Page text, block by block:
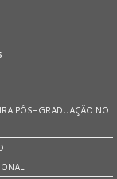
PÓS-GRADUAÇÃO NO